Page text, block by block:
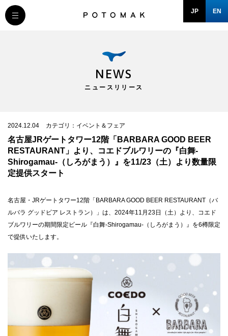
JP EN
COMPANY
DOMAIN
RECRUIT
NEWS
ニュースリリース
2024.12.04 カテゴリ：イベント＆フェア
名古屋JRゲートタワー12階「BARBARA GOOD BEER
RESTAURANT」より、コエドブルワリーの『白舞-
Shirogamau-（しろがまう）』を11/23（土）より数量限
定提供スタート
名古屋・JRゲートタワー12階「BARBARA GOOD BEER RESTAURANT（バ
ルバラ グッドビア レストラン）」は、2024年11⽉23⽇（土）より、コエド
ブルワリーの期間限定ビール『白舞-Shirogamau-（しろがまう）』を6樽限定
で提供いたします。